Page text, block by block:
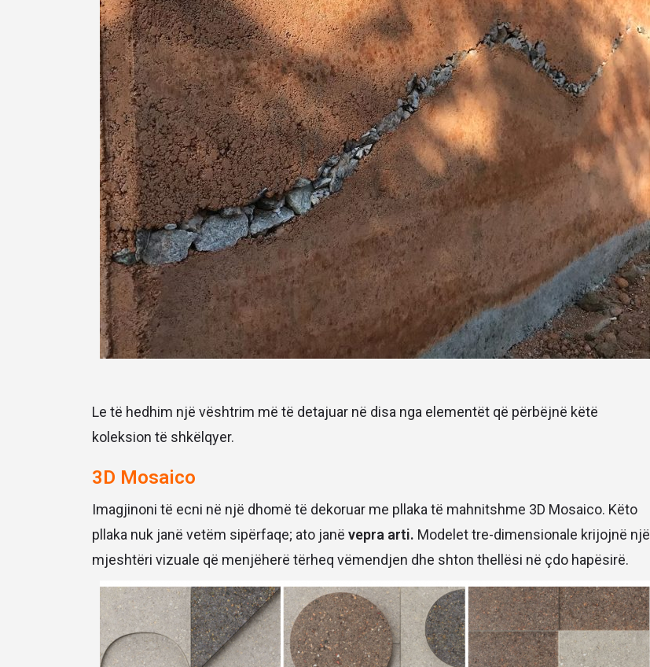
Le të hedhim një vështrim më të detajuar në disa nga elementët që përbëjnë këtë
koleksion të shkëlqyer.
3D Mosaico
Imagjinoni të ecni në një dhomë të dekoruar me pllaka të mahnitshme 3D Mosaico. Këto
pllaka nuk janë vetëm sipërfaqe; ato janë vepra arti. Modelet tre-dimensionale krijojnë një
mjeshtëri vizuale që menjëherë tërheq vëmendjen dhe shton thellësi në çdo hapësirë.